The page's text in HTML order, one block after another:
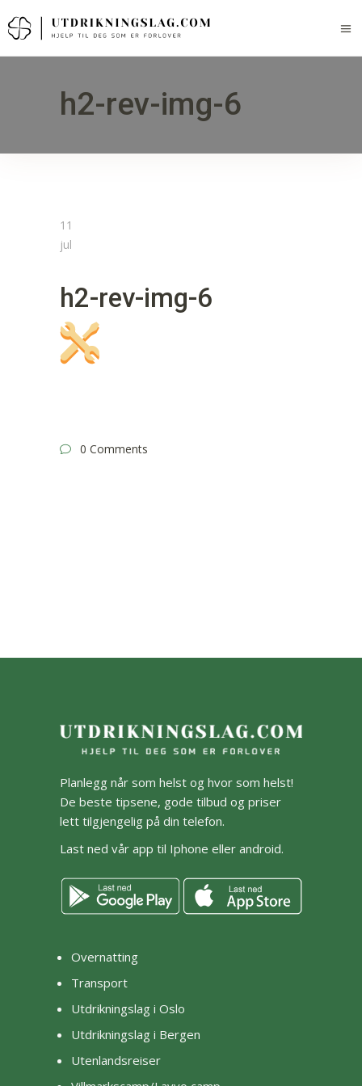
h2-rev-img-6
11
jul
h2-rev-img-6
0 Comments
Planlegg når som helst og hvor som helst!
De beste tipsene, gode tilbud og priser
lett tilgjengelig på din telefon.
Last ned vår app til Iphone eller android.
Overnatting
Transport
Utdrikningslag i Oslo
Utdrikningslag i Bergen
Utenlandsreiser